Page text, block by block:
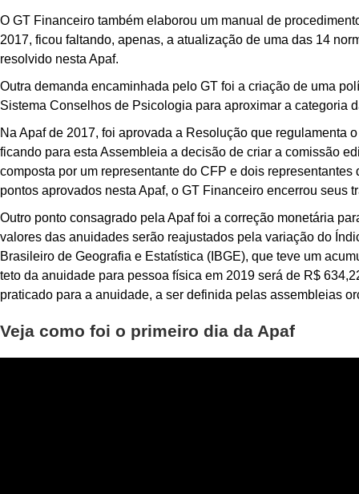
O GT Financeiro também elaborou um manual de
2017, ficou faltando, apenas, a atualização de uma das 14
resolvido nesta Apaf.
Outra demanda encaminhada pelo GT foi a criação de uma
Sistema Conselhos de Psicologia para aproximar a categoria
Na Apaf de 2017, foi aprovada a Resolução que
ficando para esta Assembleia a decisão de criar a comissão
composta por um representante do CFP e dois
pontos aprovados nesta Apaf, o GT Financeiro encerrou seus
Outro ponto consagrado pela Apaf foi a correção monetária
valores das anuidades serão reajustados pela variação do
Brasileiro de Geografia e Estatística (IBGE), que teve um
teto da anuidade para pessoa física em 2019 será de R$
praticado para a anuidade, a ser definida pelas assembleias
Veja como foi o primeiro dia da Apaf